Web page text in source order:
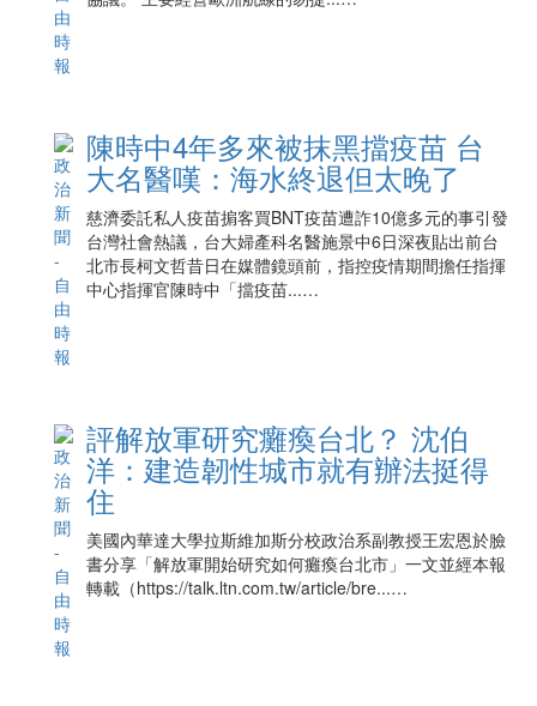
陳時中4年多來被抹黑擋疫苗 台
大名醫嘆：海水終退但太晚了
慈濟委託私人疫苗掮客買BNT疫苗遭詐10億多元的事引發
台灣社會熱議，台大婦產科名醫施景中6日深夜貼出前台
北市長柯文哲昔日在媒體鏡頭前，指控疫情期間擔任指揮
中心指揮官陳時中「擋疫苗...…
評解放軍研究癱瘓台北？ 沈伯
洋：建造韌性城市就有辦法挺得
住
美國內華達大學拉斯維加斯分校政治系副教授王宏恩於臉
書分享「解放軍開始研究如何癱瘓台北市」一文並經本報
轉載（https://talk.ltn.com.tw/article/bre...…